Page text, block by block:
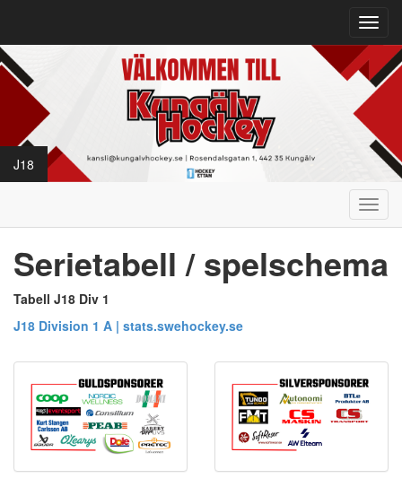
J18
Serietabell / spelschema
Tabell J18 Div 1
J18 Division 1 A | stats.swehockey.se